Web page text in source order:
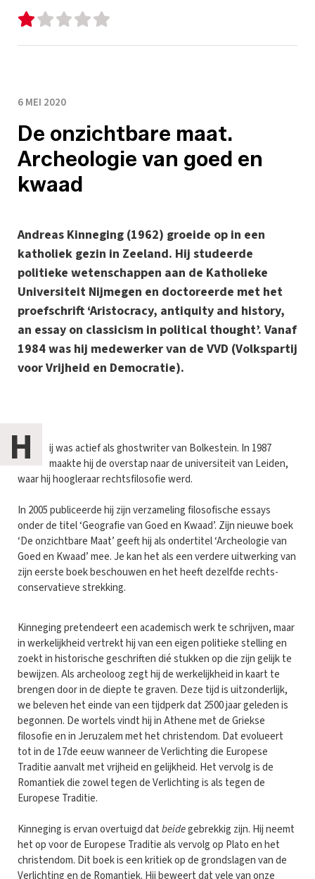
6 MEI 2020
De onzichtbare maat.
Archeologie van goed en
kwaad
Andreas Kinneging (1962) groeide op in een
katholiek gezin in Zeeland. Hij studeerde
politieke wetenschappen aan de Katholieke
Universiteit Nijmegen en doctoreerde met het
proefschrift ‘Aristocracy, antiquity and history,
an essay on classicism in political thought’. Vanaf
1984 was hij medewerker van de VVD (Volkspartij
voor Vrijheid en Democratie).
H
ij was actief als ghostwriter van Bolkestein. In 1987
maakte hij de overstap naar de universiteit van Leiden,
waar hij hoogleraar rechtsfilosofie werd.
In 2005 publiceerde hij zijn verzameling filosofische essays
onder de titel ‘Geografie van Goed en Kwaad’. Zijn nieuwe boek
‘De onzichtbare Maat’ geeft hij als ondertitel ‘Archeologie van
Goed en Kwaad’ mee. Je kan het als een verdere uitwerking van
zijn eerste boek beschouwen en het heeft dezelfde rechts-
conservatieve strekking.
Kinneging pretendeert een academisch werk te schrijven, maar
in werkelijkheid vertrekt hij van een eigen politieke stelling en
zoekt in historische geschriften dié stukken op die zijn gelijk te
bewijzen. Als archeoloog zegt hij de werkelijkheid in kaart te
brengen door in de diepte te graven. Deze tijd is uitzonderlijk,
we beleven het einde van een tijdperk dat 2500 jaar geleden is
begonnen. De wortels vindt hij in Athene met de Griekse
filosofie en in Jeruzalem met het christendom. Dat evolueert
tot in de 17de eeuw wanneer de Verlichting die Europese
Traditie aanvalt met vrijheid en gelijkheid. Het vervolg is de
Romantiek die zowel tegen de Verlichting is als tegen de
Europese Traditie.
Kinneging is ervan overtuigd datbeidegebrekkig zijn. Hij neemt
het op voor de Europese Traditie als vervolg op Plato en het
christendom. Dit boek is een kritiek op de grondslagen van de
Verlichting en de Romantiek. Hij beweert dat vele van onze